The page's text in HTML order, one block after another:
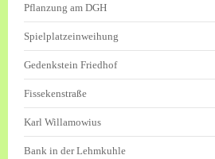
Pflanzung am DGH
Spielplatzeinweihung
Gedenkstein Friedhof
Fissekenstraße
Karl Willamowius
Bank in der Lehmkuhle